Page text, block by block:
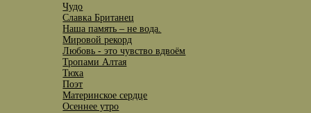
Чудо
Славка Британец
Наша память – не вода.
Мировой рекорд
Любовь - это чувство вдвоём
Тропами Алтая
Тюха
Поэт
Материнское сердце
Осеннее утро